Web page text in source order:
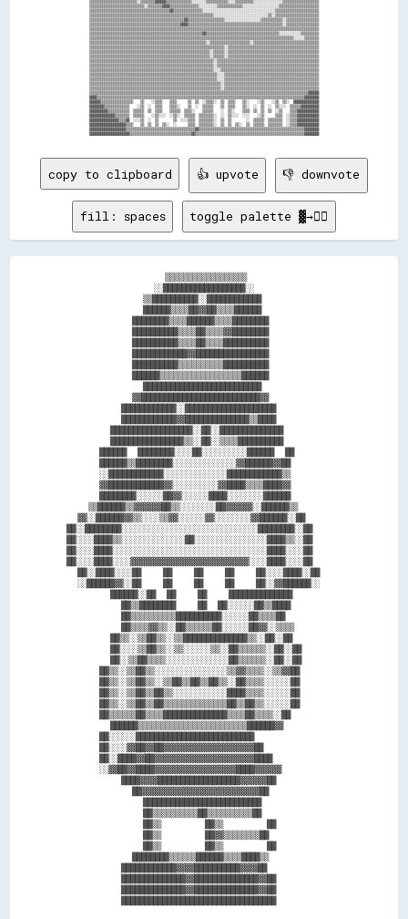
▒▒▒▒▒▒▒▒▒▒▒▒▒▒▒▒▒▒▒▒▒▒▒▒▒▒░░▒▒▒▒▒▒▒▒▓▓▓▓▓▓▒▒▒▒▒▒▒▒▒▒▒▒▒▒░░░░░░░░▒▒▒▒▒▒▒▒▒▒▒▒░░░░▒▒▒▒▒▒▒▒▒▒░░░░░░░░░░░░░░░░▒▒▒▒▒▒▒▒▒▒▒▒▒▒▒▒▒▒▒▒
▒▒▒▒▒▒▒▒▒▒▒▒▒▒▒▒▒▒▒▒▒▒▒▒▒▒▒▒▒▒░░▒▒▒▒▒▒▒▒▓▓▓▓▒▒▒▒▒▒▒▒▒▒▒▒▒▒▒▒░░░░░░░░░░▒▒▒▒▒▒▒▒▒▒▒▒▒▒░░░░░░░░░░░░░░░░░░░░▒▒▒▒▒▒▒▒▒▒▒▒▒▒▒▒▒▒▒▒▒▒
▒▒▒▒▒▒▒▒▒▒▒▒▒▒▒▒▒▒▒▒▒▒▒▒▒▒▒▒▒▒▒▒▒▒▒▒▒▒▒▒▒▒▒▒▓▓▒▒▒▒▒▒▒▒▒▒▒▒▒▒▒▒░░░░░░░░░░░░░░░░░░░░░░░░░░░░░░░░░░░░░░░░▒▒▒▒▒▒▒▒▒▒▒▒▒▒▒▒▒▒▒▒▒▒▒▒
▒▒▒▒▒▒▒▒▒▒▒▒▒▒▒▒▒▒▒▒▒▒▒▒▒▒▒▒▒▒▒▒▒▒▒▒▒▒▒▒▒▒▒▒▒▒▒▒▒▒▒▒▒▒▒▒▒▒▒▒▒▒▒▒▒▒▒▒░░░░░░░░░░░░░░░░░░░░░░░░░░░░░░▒▒░░▒▒▒▒▒▒▒▒▒▒▒▒▒▒▒▒▒▒▒▒▒▒▒▒
▒▒▒▒▒▒▒▒▒▒▒▒▒▒▒▒▒▒▒▒▒▒▒▒▒▒▒▒▒▒▒▒▒▒▒▒▒▒▒▒▒▒▒▒▒▒▒▒▒▒▒▒▓▓▒▒▒▒▒▒▒▒▒▒▒▒▒▒▒▒▒▒▒▒░░░░░░░░░░░░░░░░░░░░▒▒▒▒▒▒▒▒▒▒▒▒░░▒▒▒▒▒▒▒▒▒▒▒▒▒▒▒▒▒▒
▒▒▒▒▒▒▒▒▒▒▒▒▒▒▒▒▒▒▒▒▒▒▒▒▒▒▒▒▒▒▒▒▒▒▒▒▒▒▒▒▒▒▒▒▒▒▒▒▒▒▓▓▓▓▒▒▒▒▒▒▒▒▒▒▒▒▒▒▒▒▒▒▒▒▒▒▒▒▒▒▒▒▒▒▒▒▒▒▒▒▒▒▒▒▒▒▒▒▒▒▒▒▒▒▒▒░░▒▒▒▒▒▒▒▒▒▒▒▒▒▒▒▒▒▒
▒▒▒▒▒▒▒▒▒▒▒▒▒▒▒▒▒▒▒▒▒▒▒▒▒▒▒▒▒▒▒▒▒▒▒▒▒▒▒▒▒▒▒▒▒▒▒▒▒▒▒▒▒▒▒▒▒▒▒▒▒▒▒▒▒▒▒▒▒▒▒▒▒▒▒▒▒▒▒▒▒▒▒▒▒▒▒▒▒▒▒▒▒▒▒▒▒▒▒▒▒▒▒▒▒▒▒▒▒▒▒▒▒▒▒▒▒▒▒▒▒▒▒▒▒▒
▒▒▒▒▒▒▒▒▒▒▒▒▒▒▒▒▒▒▒▒▒▒▒▒▒▒▒▒▒▒▒▒▒▒▒▒▒▒▒▒▒▒▒▒▒▒▒▒▒▒▒▒▒▒▒▒▒▒▒▒▒▒▓▓▒▒▒▒▒▒▒▒▒▒▒▒▒▒▒▒▒▒▒▒▒▒▒▒▒▒▒▒▒▒▒▒▒▒▒▒▒▒▒▒░░░░░░░░░░░░▒▒▒▒▒▒▒▒▒▒
▒▒▒▒▒▒▒▒▒▒▒▒▒▒▒▒▒▒▒▒▒▒▒▒▒▒▒▒▒▒▒▒▒▒▒▒▒▒▒▒▒▒▒▒▒▒▒▒▒▒▒▒▒▒▒▒▒▒▒▒▒▒▒▒▒▒▒▒▒▒▒▒▒▒▒▒▒▒▒▒▒▒▒▒▒▒▒▒▒▒▒▒▒▒▒▒▒▒▒▒▒▒▒▒▒▒▒▒▒▒▒▒░░░░░░▒▒▒▒▒▒▒▒
▒▒▒▒▒▒▒▒▒▒▒▒▒▒▒▒▒▒▒▒▒▒▒▒▒▒▒▒▒▒▒▒▒▒▒▒▒▒▒▒▒▒▒▒▒▒▒▒▒▒▒▒▒▒▒▒▒▒▒▒▒▒▒▒░░▒▒▒▒▒▒▒▒▒▒▒▒▒▒▒▒▒▒▒▒▒▒░░▒▒▒▒▒▒▒▒▒▒▒▒▒▒▒▒▒▒▒▒▒▒▒▒▒▒▒▒▒▒▒▒▒▒▒▒
▒▒▒▒▒▒▒▒▒▒▒▒▒▒▒▒▒▒▒▒▒▒▒▒▒▒▒▒▒▒▒▒▒▒▒▒▒▒▒▒▒▒▒▒▒▒▒▒▒▒▒▒▒▒▒▒▒▒▒▒▒▒▒▒▒▒▒▒▒▒▒▒▒▒░░▒▒▒▒▒▒▒▒▒▒▒▒▒▒▒▒▒▒▒▒▒▒▒▒▒▒▒▒▒▒▒▒▒▒▒▒▒▒▒▒▒▒▒▒▒▒▒▒▒▒
▒▒▒▒▒▒▒▒▒▒▒▒▒▒▒▒▒▒▒▒▒▒▒▒▒▒▒▒▒▒▒▒▒▒▒▒▒▒▒▒▒▒▒▒▒▒▒▒▒▒▒▒▒▒▒▒▒▒▒▒▒▒▒▒▒▒░░▒▒▒▒▒▒░░▒▒▒▒▒▒▒▒▒▒▒▒▒▒▒▒▒▒▒▒▒▒▒▒▒▒▒▒▒▒▒▒▒▒▒▒▒▒▒▒▒▒▒▒▒▒▒▒▒▒
▒▒▒▒▒▒▒▒▒▒▒▒▒▒▒▒▒▒▒▒▒▒▒▒▒▒▒▒▒▒▒▒▒▒▒▒▒▒▒▒▒▒▒▒▒▒▒▒▒▒▒▒▒▒▒▒▒▒▒▒▒▒▒▒▒▒░░▒▒▒▒▒▒░░▒▒▒▒▒▒▒▒▒▒▒▒▒▒▒▒▒▒▒▒▒▒▒▒▒▒▒▒▒▒▒▒▒▒▒▒▒▒▒▒▒▒▒▒▒▒▒▒▒▒
▒▒▒▒▒▒▒▒▒▒▒▒▒▒▒▒▒▒▒▒▒▒▒▒▒▒▒▒▒▒▒▒▒▒▒▒▒▒▒▒▒▒▒▒▒▒▒▒▒▒▒▒▒▒▒▒▒▒▒▒▒▒▒▒▒▒▒▒░░▒▒▒▒▒▒▒▒▒▒▒▒▒▒▒▒▒▒▒▒▒▒▒▒▒▒▒▒▒▒▒▒▒▒▒▒▒▒▒▒▒▒▒▒▒▒▒▒▒▒▒▒▒▒▒▒
▒▒▒▒▒▒▒▒▒▒▒▒▒▒▒▒▒▒▒▒▒▒▒▒▒▒▒▒▒▒▒▒▒▒▒▒▒▒▒▒▒▒▒▒▒▒▒▒▒▒▒▒▒▒▒▒▒▒▒▒▒▒▒▒▒▒▒▒░░▒▒▒▒▒▒▒▒▒▒▒▒▒▒▒▒▒▒▒▒▒▒▒▒▒▒▒▒▒▒▒▒▒▒▒▒▒▒▒▒▒▒▒▒▒▒▒▒▒▒▒▒▒▒▒▒
▒▒▒▒▒▒▒▒▒▒▒▒▒▒▒▒▒▒▒▒▒▒▒▒▒▒▒▒▒▒▒▒▒▒▒▒▒▒▒▒▒▒▒▒▒▒▒▒▒▒▒▒▒▒▒▒▒▒▒▒▒▒▒▒▒▒▒▒░░░░▒▒▒▒▒▒▒▒▒▒▒▒▒▒▒▒▒▒▒▒▒▒▒▒▒▒▒▒▒▒▒▒▒▒▒▒▒▒▒▒▒▒▒▒▒▒▒▒▒▒▒▒▒▒
▒▒▒▒▒▒▒▒▒▒▒▒▒▒▒▒▒▒▒▒▒▒▒▒▒▒▒▒▒▒▒▒▒▒▒▒▒▒▒▒▒▒▒▒▒▒▒▒▒▒▒▒▒▒▒▒▒▒▒▒▒▒▒▒▒▒▒▒▒▒░░░░▒▒▒▒▒▒▒▒▒▒▒▒▒▒▒▒▒▒▒▒▒▒▒▒▒▒▒▒▒▒▒▒▒▒▒▒▒▒▒▒▒▒▒▒▒▒▒▒▒▒▒▒
▒▒▒▒▒▒▒▒▒▒▒▒▒▒▒▒▒▒▒▒▒▒▒▒▒▒▒▒▒▒▒▒▒▒▒▒▒▒▒▒▒▒▒▒▒▒▒▒▒▒▒▒▒▒▒▒▒▒▒▒▒▒▒▒▒▒▒▒▒▒░░░░▒▒▒▒▒▒▒▒▒▒▒▒▒▒▒▒▒▒▒▒▒▒▒▒▒▒▒▒▒▒▒▒▒▒▒▒▒▒▒▒▒▒▒▒▒▒▒▒▒▒▒▒
▒▒▒▒▒▒▒▒▒▒▒▒▒▒▒▒▒▒▒▒▒▒▒▒▒▒▒▒▒▒▒▒▒▒▒▒▒▒▒▒▒▒▒▒▒▒▒▒▒▒▒▒▒▒▒▒▒▒▒▒▒▒▒▒▒▒▒▒▒▒▒▒░░▒▒▒▒▒▒▒▒▒▒▒▒▒▒▒▒▒▒▒▒▒▒▒▒▒▒▒▒▒▒▒▒▒▒▒▒▒▒▒▒▒▒▒▒▒▒▒▒▒▒▒▒
▒▒▒▒▒▒▒▒▒▒▒▒▒▒▒▒▒▒▒▒▒▒▒▒▒▒▒▒▒▒▒▒▒▒▒▒▒▒▒▒▒▒▒▒▒▒▒▒▒▒▒▒▒▒▒▒▒▒▒▒▒▒▒▒▒▒▒▒▒▒▒▒░░▒▒▒▒▒▒▒▒▒▒▒▒▒▒▒▒▒▒▒▒▒▒▒▒▒▒▒▒▒▒▒▒▒▒▒▒▒▒▒▒▒▒▒▒▒▒▒▒▒▒▒▒
▒▒▒▒▒▒▒▒▒▒▒▒▒▒▒▒▒▒▒▒▒▒▒▒▒▒▒▒▒▒▒▒▒▒▒▒▒▒▒▒▒▒▒▒▒▒▒▒▒▒▒▒▒▒▒▒▒▒▒▒▒▒▒▒▒▒▒▒▒▒▒▒▒▒▒▒▒▒▒▒▒▒▒▒▒▒▒▒▒▒▒▒▒▒▒▒▒▒▒▒▒▒▒▒▒▒▒▒▒▒▒▒▒▒▒▒▒▒▒▒▓▓▓▓▓▓
▓▓▓▓▒▒▒▒▒▒▒▒▒▒▒▒▒▒▒▒▒▒▒▒▒▒▒▒▒▒▒▒▒▒▒▒▒▒▒▒▒▒▒▒▒▒▒▒▒▒▒▒▒▒▒▒▒▒▒▒▒▒▒▒▒▒▒▒▒▒▒▒▒▒▒▒▒▒▒▒▒▒▒▒▒▒▒▒▒▒▒▒▒▒▒▒▒▒▒▒▒▒▒▒▒▒▒▒▒▒▒▒▒▒▒▒▒▒▓▓▓▓▓▓▓▓
▓▓▓▓▓▓▒▒▒▒▒▒▒▒▒▒▒▒▒▒▒▒▒▒    ▒▒    ░░▒▒▒▒    ▒▒▒▒      ▒▒  ▒▒  ░░▒▒▒▒░░  ▒▒  ▒▒▒▒    ▒▒░░    ░░▒▒    ░░▒▒  ▒▒░░  ▓▓▓▓▓▓▓▓▓▓▓▓▓▓
▓▓▓▓▓▓▓▓▒▒▒▒▒▒▒▒▒▒▒▒▒▒    ░░▒▒  ░░  ▒▒▒▒    ▒▒▒▒░░    ▒▒  ░░  ▒▒▒▒▒▒    ▒▒  ▒▒▒▒    ▒▒░░  ░░  ▒▒  ░░  ▒▒░░░░  ▒▒▒▒▒▒▓▓▓▓▓▓▓▓▓▓
▓▓▓▓▓▓▓▓▓▓▒▒▒▒▒▒▒▒▒▒▒▒  ▒▒▒▒▒▒  ▒▒  ▒▒▒▒    ▒▒▒▒▒▒  ▒▒▒▒░░    ▒▒▒▒▒▒    ░░  ▒▒░░    ▒▒▒▒  ▒▒  ▒▒  ▒▒  ░░▒▒    ▒▒▒▒▓▓▓▓▓▓▓▓▓▓▓▓
▓▓▓▓▓▓▓▓▓▓▓▓▓▓▒▒▒▒▒▒▒▒  ▒▒▒▒▒▒    ░░▒▒░░░░  ░░▒▒░░  ▒▒▒▒▒▒  ▒▒▒▒▒▒▒▒░░  ░░  ▒▒░░░░  ░░░░    ░░▒▒      ▒▒▒▒  ░░▒▒▒▒▓▓▓▓▓▓▓▓▓▓▓▓
▓▓▓▓▓▓▓▓▓▓▓▓▓▓▓▓▒▒▒▒▓▓  ░░░░▒▒  ░░  ▒▒        ▒▒  ░░░░▒▒▒▒  ▒▒▒▒▒▒▒▒░░  ▒▒  ▒▒        ░░  ▒▒▒▒▒▒  ▒▒▒▒▒▒▒▒  ░░▒▒▒▒▓▓▓▓▓▓▓▓▓▓▓▓
▓▓▓▓▓▓▓▓▓▓▓▓▓▓▓▓▓▓▓▓▒▒▒▒    ▒▒  ▒▒  ▒▒  ▒▒░░  ░░      ▒▒▒▒  ▒▒▒▒▒▒▒▒░░  ▒▒  ▒▒  ▒▒░░  ▒▒  ▒▒▒▒▒▒  ▒▒▒▒▒▒▒▒  ░░▒▒▒▒▓▓▓▓▓▓▓▓▓▓▓▓
▓▓▓▓▓▓▓▓▓▓▓▓▓▓▓▓▓▓▓▓▒▒▒▒▒▒▒▒▒▒▒▒▒▒▒▒▒▒▒▒▒▒▒▒▒▒▒▒▒▒▒▒▒▒▒▒▒▒▓▓▒▒▒▒▒▒▒▒▒▒▒▒▒▒▒▒▒▒▒▒▒▒▒▒▒▒▒▒▒▒▒▒▒▒▒▒▒▒▒▒▒▒▒▒▒▒▒▒▒▒▒▒▒▒▒▒▒▒▓▓▓▓▓▓▓▓
copy to clipboard 👍 upvote 👎 downvote
fill: spaces toggle palette ▓→✊🏽
                    ▒▒▒▒▒▒▒▒▒▒▒▒▒▒▒▒▒▒
                  ░░██████████████████░░
                ▒▒██████████░░████████████
                ██████▒▒▒▒██▓▓██▒▒▒▒██████
              ████████▒▒▒▒██████▒▒▒▒████████
              ██████████▒▒▒▒██▒▒▒▒▓▓████████
              ██████████▒▒▒▒██▒▒▒▒██████████
              ████████████▓▓████████████████
              ██████████▒▒▒▒▒▒▒▒▒▒██████████
              ██████▒▒▒▒▒▒▒▒▒▒▒▒▒▒▒▒▒▒██████
                ██████████████████████████
              ▓▓██████████████████████████▓▓
            ████████████░░████████████████████
            ████████████▓▓██████████████▒▒████
          ██████████████████░░██░░██████████████
          ████████████████▒▒░░██░░▒▒▒▒██████████
        ██████  ████████░░░░██░░░░░░░░░░██████  ██
        ██████▒▒████████░░░░░░░░░░░░░░▓▓██████▓▓██
        ░░████████████░░░░░░░░░░░░░░████████████▒▒
        ▓▓████████████▓▓░░░░░░░░░░▓▓████▒▒▒▒████▓▓
        ████████░░░░░░██▓▓░░░░░░████░░░░░░░░██████
      ▒▒██████▒▒▓▓▓▓▓▓██▒▒░░░░░░░░██▓▓▓▓▓▓░░██████▒▒
    ▓▓░░██████▓▓▒▒░░░░▒▒▓▓░░░░░░▓▓░░░░░░░░▓▓██████░░██
  ██░░████████░░░░░░░░░░░░░░░░░░░░░░░░░░░░░░████████░░██
  ██░░░░████▒▒░░░░░░░░░░░░░░██░░░░░░░░░░░░░░░░████▒▒░░██
  ██░░░░████░░░░░░░░░░░░░░░░░░░░░░░░░░░░░░░░░░████░░░░██
  ██░░░░████░░░░▓▓▓▓▓▓▓▓▓▓▓▓▓▓▓▓▓▓▓▓▓▓▓▓▓▓░░░░████░░░░██
    ██░░████░░░░██    ██    ██    ██    ██░░░░████░░██
    ░░██████▓▓░░██    ██    ██    ██    ██░░▓▓██████░░
          ██████░░██  ██    ██    ██████████████
            ██▒▒████████    ██  ██░░░░░░██▒▒████
            ██▒▒▒▒▒▒▒▒▒▒██████████░░░░░░██▒▒▒▒██
            ██▒▒▒▒▓▓▒▒░░██▒▒▒▒▒▒██░░░░░░██▓▓░░▒▒▒▒
          ██▒▒░░▒▒██▒▒░░▒▒██████████████▒▒░░██░░██
          ██░░░░▒▒██▒▒░░▒▒░░░░░░▒▒░░██▒▒▒▒▒▒░░██░░██
          ██░░▒▒██▒▒▒▒░░░░░░░░░░░░░░██▒▒▒▒▒▒░░██░░██
        ██▒▒░░▒▒██▒▒░░░░░░░░░░░░░░░░▒▒▓▓▒▒▒▒░░▒▒▓▓██
        ██▒▒░░▒▒██▒▒░░▒▒██▒▒██▒▒██▒▒░░██▒▒▒▒░░░░░░██
        ██▒▒░░▒▒██▒▒██▒▒░░░░░░░░░░░░████▒▒▒▒░░░░░░██
        ██▒▒░░▒▒██▒▒██▒▒▒▒▒▒▒▒▒▒▒▒▒▒██▒▒██▒▒░░░░░░██
        ██▒▒▒▒▒▒██▒▒▒▒██████████████▒▒▒▒██▒▒▒▒░░██
          ██████▒▒▒▒▒▒▒▒▒▒▒▒▒▒▒▒▒▒▒▒▒▒▒▒██████▓▓
        ██░░░░░░██████████████████████████
        ██░░░░▓▓██▓▓██▓▓▓▓▓▓▓▓▓▓▓▓▓▓▓▓▓▓▓▓██
        ██░░████▓▓██▓▓▓▓▓▓▓▓▓▓▓▓▓▓▓▓▓▓▓▓▓▓████
        ░░▓▓██▓▓████▓▓▓▓▓▓▓▓▓▓▓▓▓▓▓▓▓▓████▓▓▓▓▓▓
            ████▓▓▓▓██████████████████▓▓▓▓▓▓██
              ██▓▓▓▓▓▓▓▓▓▓▓▓▓▓▓▓▓▓▓▓▓▓▓▓▓▓██
                ██████████████████████████
                ██▒▒▒▒▒▒▒▒▒▒██▒▒▒▒▒▒▒▒▒▒██
                ██▒▒        ██▒▒        ██
                ██▒▒        ██▓▓▒▒▒▒▒▒▒▒██
                ██▒▒        ██▒▒        ██
              ████████▒▒▒▒▒▒██████▒▒▒▒████▒▒
            ████████████▓▓▓▓██████████▓▓▓▓██
            ██████████████▓▓██████████████▓▓██
            ██████████████▓▓██████████████▓▓██